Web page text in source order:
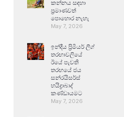
කන්නය සඳහා
ප්‍රමාණවත්
පොහොර නැහැ
May 7, 2026
ඉන්දීය ප්‍රිමියර් ලීග්
තරඟාවලියේ
ඊයේ පැවති
තරඟයේ ජය
සන්රයිසර්ස්
හයිද්‍රාබාද්
කණ්ඩායමට
May 7, 2026